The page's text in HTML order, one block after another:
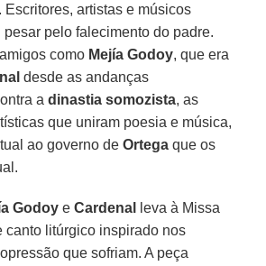
Escritores, artistas e músicos
pelo falecimento do padre.
como Mejía Godoy, que era
desde as andanças
adinastia somozista, as
que uniram poesia e música,
ao governo deOrtega que os
Godoy eCardenal
leva à Missa
canto litúrgico inspirado nos
que sofriam. A peça